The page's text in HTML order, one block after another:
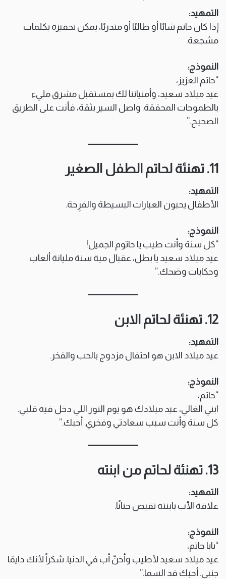
التمهيد:
إذا كان حاتم شابًا أو طالبًا أو متدربًا، يمكن تحفيزه بكلمات
مشجعة.
النموذج:
“حاتم العزيز،
عيد ميلاد سعيد، وأمنياتنا لك بمستقبل مشرق مليء
بالطموحات المحققة. واصل السير بثقة، فأنت على الطريق
الصحيح.”
11. تهنئة لحاتم الطفل الصغير
التمهيد:
الأطفال يحبون العبارات البسيطة والفرِحة.
النموذج:
“كل سنة وأنت طيب يا حاتوم الجميل!
عيد ميلاد سعيد يا بطل، عقبال مية سنة مليانة ألعاب
وحكايات وضحك.”
12. تهنئة لحاتم الابن
التمهيد:
عيد ميلاد الابن هو احتفال مزدوج بالحب والفخر.
النموذج:
“حاتم،
ابني الغالي، عيد ميلادك هو يوم النور اللي دخل فيه قلبي.
كل سنة وأنت سبب سعادتي وفخري. أحبك.”
13. تهنئة لحاتم من ابنته
التمهيد:
علاقة الأب بابنته تفيض حنانًا.
النموذج:
“بابا حاتم،
عيد ميلاد سعيد لأطيب وأحنّ أب في الدنيا. شكراً لأنك دايمًا
جنبي. أحبك قد السما.”